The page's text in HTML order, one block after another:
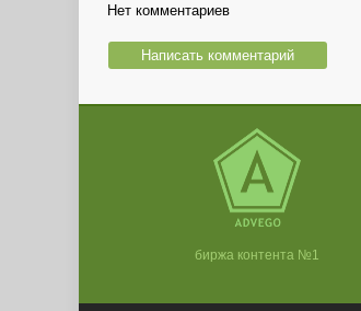
Нет комментариев
Написать комментарий
биржа контента №1